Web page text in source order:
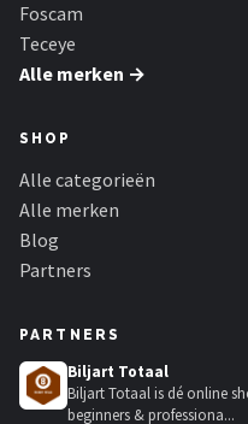
Foscam
Teceye
Alle merken →
SHOP
Alle categorieën
Alle merken
Blog
Partners
PARTNERS
Biljart Totaal
Biljart Totaal is dé online
beginners & professiona...